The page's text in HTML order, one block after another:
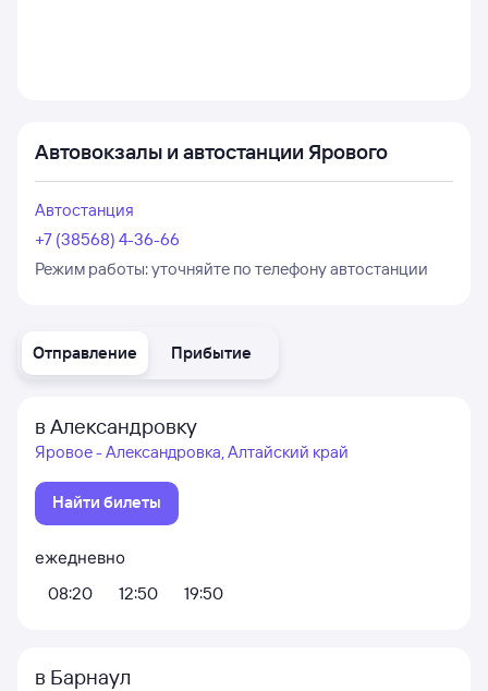
Отправление Прибытие
в Александровку
Яровое - Александровка, Алтайский край
Найти билеты
ежедневно
08:20
12:50 19:50
в Барнаул
Автовокзалы и автостанции Ярового
Автостанция
+7 (38568) 4-36-66
Режим работы:уточняйте по телефону автостанции